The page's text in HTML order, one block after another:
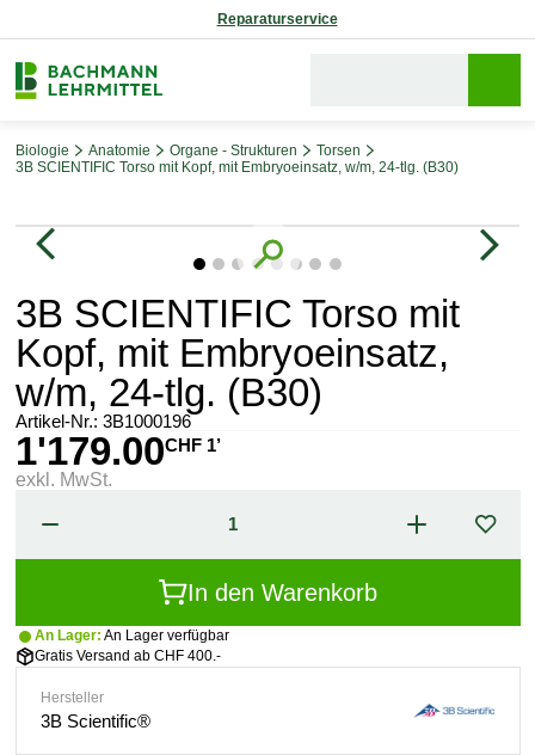
Reparaturservice
Biologie Anatomie Organe - Strukturen
Torsen
3B SCIENTIFIC Torso mit Kopf, mit Embryoeinsatz, w/m, 24-tlg. (B30)
Bildergalerie überspringen
3B SCIENTIFIC Torso mit
Kopf, mit Embryoeinsatz,
w/m, 24-tlg. (B30)
Artikel-Nr.: 3B1000196
1'179.00CHF 1’
exkl. MwSt.
In den Warenkorb
An Lager: An Lager verfügbar
Gratis Versand ab CHF 400.-
Hersteller
3B Scientific®